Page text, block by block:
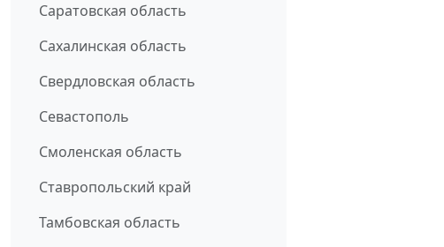
Саратовская область
Сахалинская область
Свердловская область
Севастополь
Смоленская область
Ставропольский край
Тамбовская область